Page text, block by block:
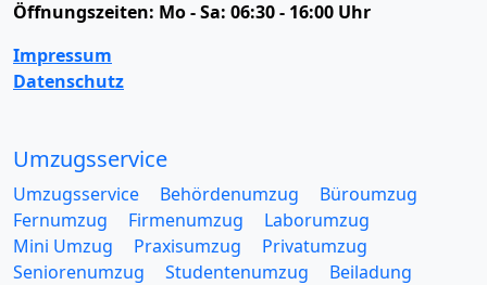
Öffnungszeiten: Mo - Sa: 06:30 - 16:00 Uhr
Impressum
Datenschutz
Umzugsservice
Umzugsservice Behördenumzug
Büroumzug
Fernumzug
Firmenumzug
Laborumzug
Mini Umzug
Praxisumzug
Privatumzug
Seniorenumzug
Studentenumzug
Beiladung